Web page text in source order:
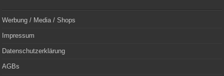
Werbung / Media / Shops
Impressum
Datenschutzerklärung
AGBs